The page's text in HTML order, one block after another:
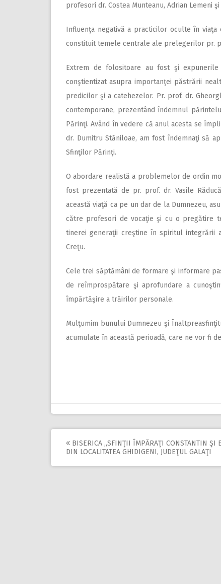
profesori dr. Costea Munteanu, Adrian Lemeni
Influenţa negativă a practicilor oculte în
constituit temele centrale ale prelegerilor pr.
Extrem de folositoare au fost şi
conştientizat asupra importanţei păstrării
predicilor şi a catehezelor. Pr. prof. dr.
contemporane, prezentând îndemnul
Părinţi. Având în vedere că anul acesta se
dr. Dumitru Stăniloae, am fost îndemnaţi să
Sfinţilor Părinţi.
O abordare realistă a problemelor de ordin
fost prezentată de pr. prof. dr. Vasile
această viaţă ca pe un dar de la Dumnezeu,
către profesori de vocaţie şi cu o pregătire
tinerei generaţii creştine în spiritul integrării
Creţu.
Cele trei săptămâni de formare şi informare
de reîmprospătare şi aprofundare a
împărtăşire a trăirilor personale.
Mulţumim bunului Dumnezeu şi
acumulate în această perioadă, care ne vor fi
Post
navigation
BISERICA ,,SFINŢII ÎMPĂRAŢI CONSTANTIN ŞI
DIN LOCALITATEA GHIDIGENI, JUDEŢUL GALAŢI